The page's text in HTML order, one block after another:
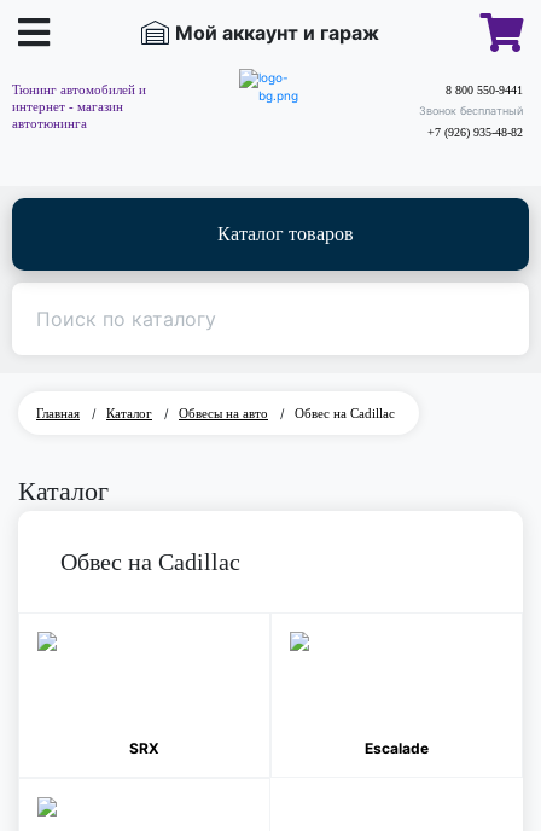
Мой аккаунт и гараж
Тюнинг автомобилей и
интернет - магазин
автотюнинга
8 800 550-9441
Звонок бесплатный
+7 (926) 935-48-82
Каталог товаров
Главная / Каталог / Обвесы на авто / Обвес на Cadillac
Каталог
Обвес на Cadillac
SRX Escalade